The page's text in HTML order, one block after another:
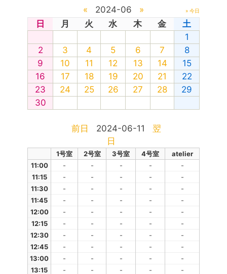
« 2024-06 » » 今日
日 月 火 水 木 金
土
1
2
3 4 5 6 7
8
9
10 11 12 13 14
15
16
17 18 19 20 21
22
23
24 25 26 27 28
29
30
前日 2024-06-11
翌
日
1号室 2号室 3号室 4号室
atelier
11:00
- - - -
-
11:15
- - - -
-
11:30
- - - -
-
11:45
- - - -
-
12:00
- - - -
-
12:15
- - - -
-
12:30
- - - -
-
12:45
- - - -
-
13:00
- - - -
-
13:15
- - - -
-